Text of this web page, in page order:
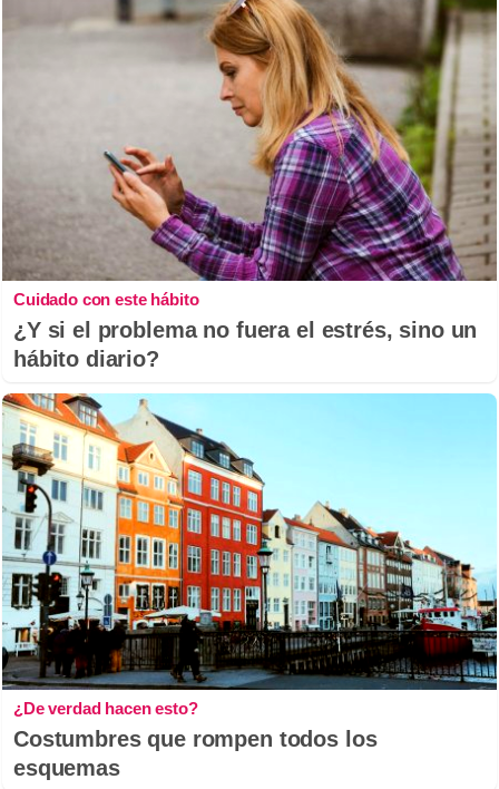
Cuidado con este hábito
¿Y si el problema no fuera el estrés, sino un
hábito diario?
¿De verdad hacen esto?
Costumbres que rompen todos los
esquemas